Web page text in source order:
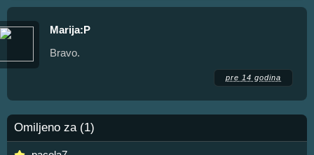
Marija:P
Bravo.
pre 14 godina
Omiljeno za (1)